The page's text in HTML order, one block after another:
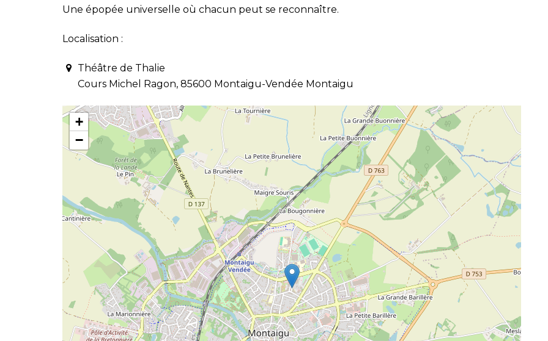
Une épopée universelle où chacun peut se reconnaître.
Localisation :
Théâtre de Thalie
Cours Michel Ragon, 85600 Montaigu-Vendée Montaigu
+
−